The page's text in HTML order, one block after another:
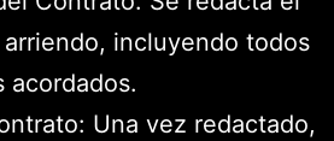
incluyendo todos
acordados.
Una vez redactado,